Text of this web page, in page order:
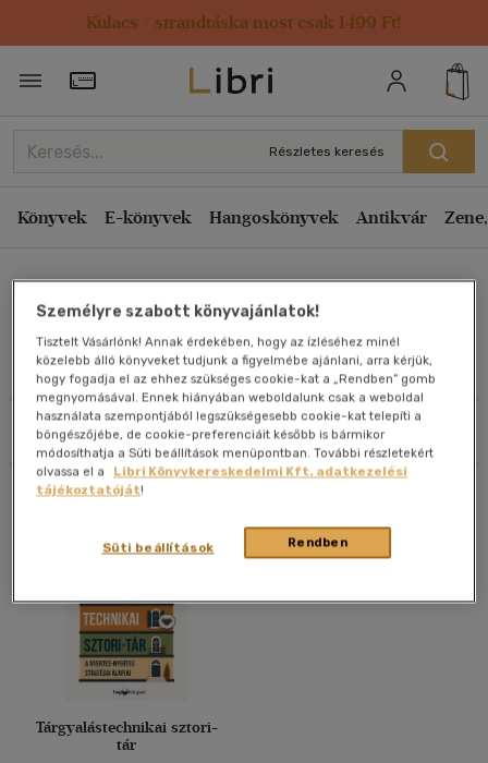
Kulacs / strandtáska most csak 1499 Ft!
Törzsvásárlói Kártya adatai
Részletes keresés
Könyvek E-könyvek Hangoskönyvek Antikvár
Ecsediné Dr. Szabó Krisztina
Művei
Szűrés Rendezés
Rendezés
Kiadás éve szerint csökkenő
Ár szerint csökkenő
Eladott darabszám szerint csökkenő
Eladott darabszám szerint növekvő
Cím szerint A-Z
Szerző szerint A-Z
Megjelenítés
20 db / oldal
Alkalmaz
Tárgyalástechnikai sztori-
tár
Személyre szabott könyvajánlatok!
Tisztelt Vásárlónk! Annak érdekében, hogy az ízléséhez minél
közelebb álló könyveket tudjunk a figyelmébe ajánlani, arra kérjük,
hogy fogadja el az ehhez szükséges cookie-kat a „Rendben” gomb
megnyomásával. Ennek hiányában weboldalunk csak a weboldal
használata szempontjából legszükségesebb cookie-kat telepíti a
böngészőjébe, de cookie-preferenciáit később is bármikor
módosíthatja a Süti beállítások menüpontban. További részletekért
olvassa el a
Libri Könyvkereskedelmi Kft. adatkezelési
tájékoztatóját!
Rendben
Süti beállítások